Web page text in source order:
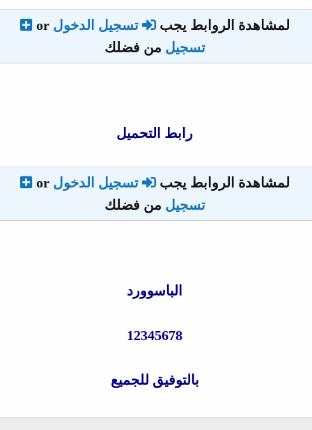
لمشاهدة الروابط يجب تسجيل الدخول or
تسجيل من فضلك
رابط التحميل
لمشاهدة الروابط يجب تسجيل الدخول or
تسجيل من فضلك
الباسوورد
12345678
بالتوفيق للجميع